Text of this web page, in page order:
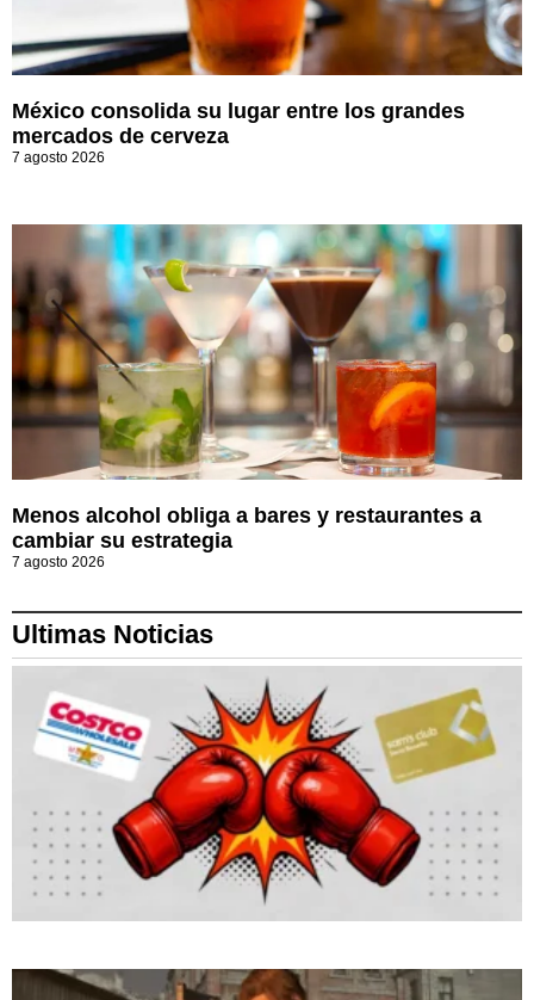
México consolida su lugar entre los grandes
mercados de cerveza
7 agosto 2026
Menos alcohol obliga a bares y restaurantes a
cambiar su estrategia
7 agosto 2026
Ultimas Noticias